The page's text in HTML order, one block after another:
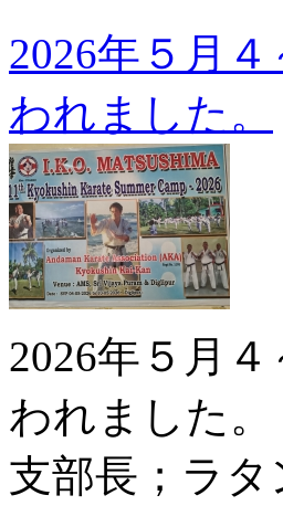
2026年５月
われました。
2026年５月
われました。
支部長；ラ